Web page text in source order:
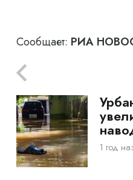
Сообщает: РИА
1 год